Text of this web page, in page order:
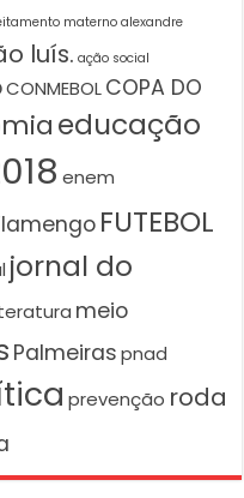
materno alexandre
luís. ação social
CONMEBOLCOPA DO
educação
enem
FUTEBOL
jornal do
meio
Palmeiras pnad
prevenção roda